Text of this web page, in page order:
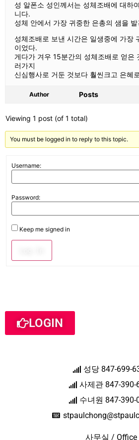
성 알폰소 성인께서는 성체조배에 대하
니다.
성체 안에서 가장 귀중한 은총의 샘을
성체조배로 보낸 시간은 일생중에 가장
이었다.
게다가 겨우 15분간의 성체조배로 얻은
러가지
신심행사로 거둔 것보다 훨씬크고 은혜
Author Posts
Viewing 1 post (of 1 total)
You must be logged in to reply to this topic.
Username:
Password:
Keep me signed in
LOGIN
성당 847-699-
사제관 847-390-
수녀원 847-390-
사무실 / Office